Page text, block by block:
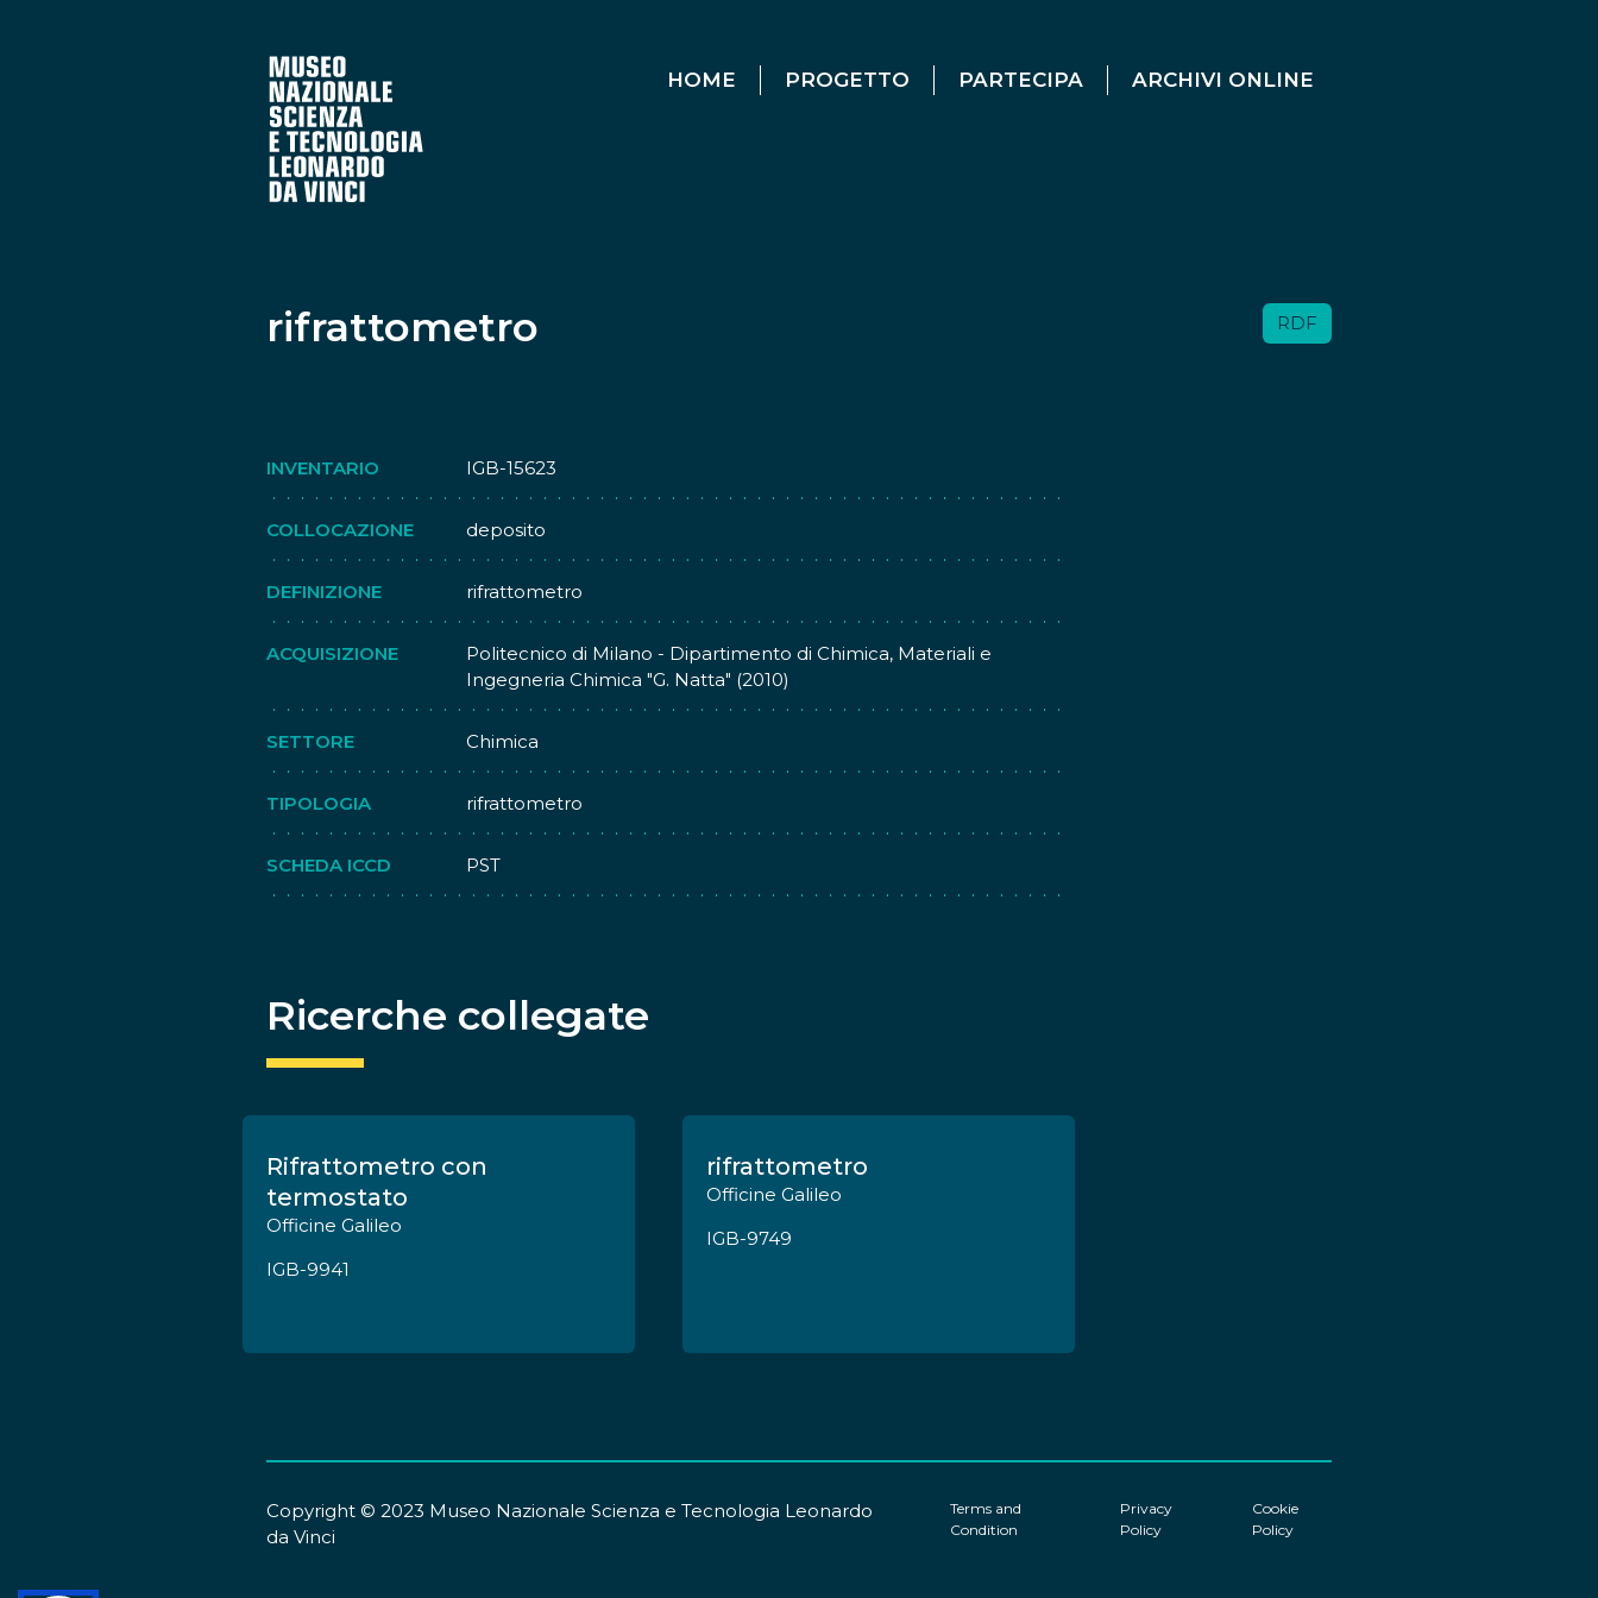
HOME PROGETTO PARTECIPA ARCHIVI ONLINE
rifrattometro RDF
INVENTARIO IGB-15623
COLLOCAZIONE deposito
DEFINIZIONE rifrattometro
ACQUISIZIONE
Politecnico di Milano - Dipartimento di Chimica, Materiali e
Ingegneria Chimica "G. Natta" (2010)
SETTORE Chimica
TIPOLOGIA rifrattometro
SCHEDA ICCD PST
Ricerche collegate
Rifrattometro con
termostato
Officine Galileo
IGB-9941
rifrattometro
Officine Galileo
IGB-9749
Copyright © 2023 Museo Nazionale Scienza e Tecnologia Leonardo
da Vinci
Terms and
Condition
Privacy
Policy
Cookie
Policy